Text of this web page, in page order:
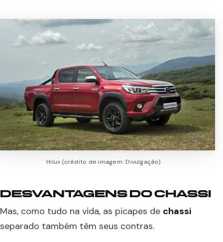
Hilux (crédito de imagem: Divulgação)
DESVANTAGENS DO CHASSI
Mas, como tudo na vida, as picapes de chassi
separado também têm seus contras.